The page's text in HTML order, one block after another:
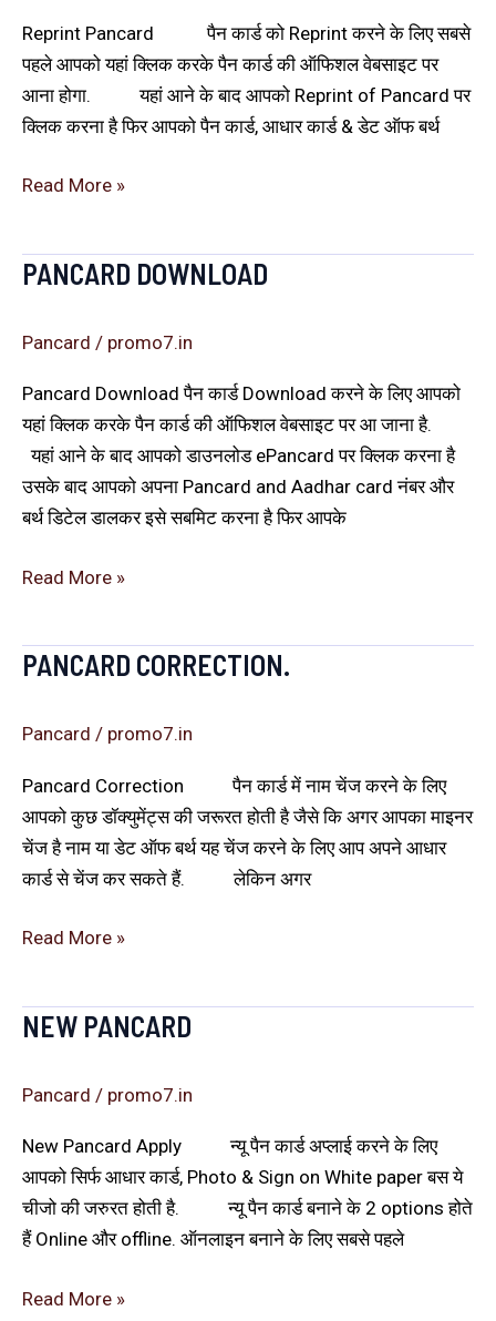
Reprint Pancard पैन कार्ड को Reprint करने के लिए सबसे
पहले आपको यहां क्लिक करके पैन कार्ड की ऑफिशल वेबसाइट पर
आना होगा. यहां आने के बाद आपको Reprint of Pancard पर
क्लिक करना है फिर आपको पैन कार्ड, आधार कार्ड & डेट ऑफ बर्थ
Read More »
PANCARD DOWNLOAD
Pancard / promo7.in
Pancard Download पैन कार्ड Download करने के लिए आपको
यहां क्लिक करके पैन कार्ड की ऑफिशल वेबसाइट पर आ जाना है.
यहां आने के बाद आपको डाउनलोड ePancard पर क्लिक करना है
उसके बाद आपको अपना Pancard and Aadhar card नंबर और
बर्थ डिटेल डालकर इसे सबमिट करना है फिर आपके
Pancard
Read More »
PANCARD CORRECTION.
Pancard / promo7.in
Pancard Correction पैन कार्ड में नाम चेंज करने के लिए
आपको कुछ डॉक्युमेंट्स की जरूरत होती है जैसे कि अगर आपका माइनर
चेंज है नाम या डेट ऑफ बर्थ यह चेंज करने के लिए आप अपने आधार
कार्ड से चेंज कर सकते हैं. लेकिन अगर
Pancard
Read More »
NEW PANCARD
Pancard / promo7.in
New Pancard Apply न्यू पैन कार्ड अप्लाई करने के लिए
आपको सिर्फ आधार कार्ड, Photo & Sign on White paper बस ये
चीजो की जरुरत होती है. न्यू पैन कार्ड बनाने के 2 options होते
हैं Online और offline. ऑनलाइन बनाने के लिए सबसे पहले
New
Read More »